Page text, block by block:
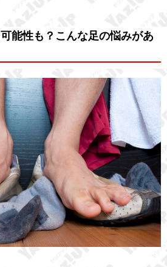
能性も？こんな足の悩みがあ